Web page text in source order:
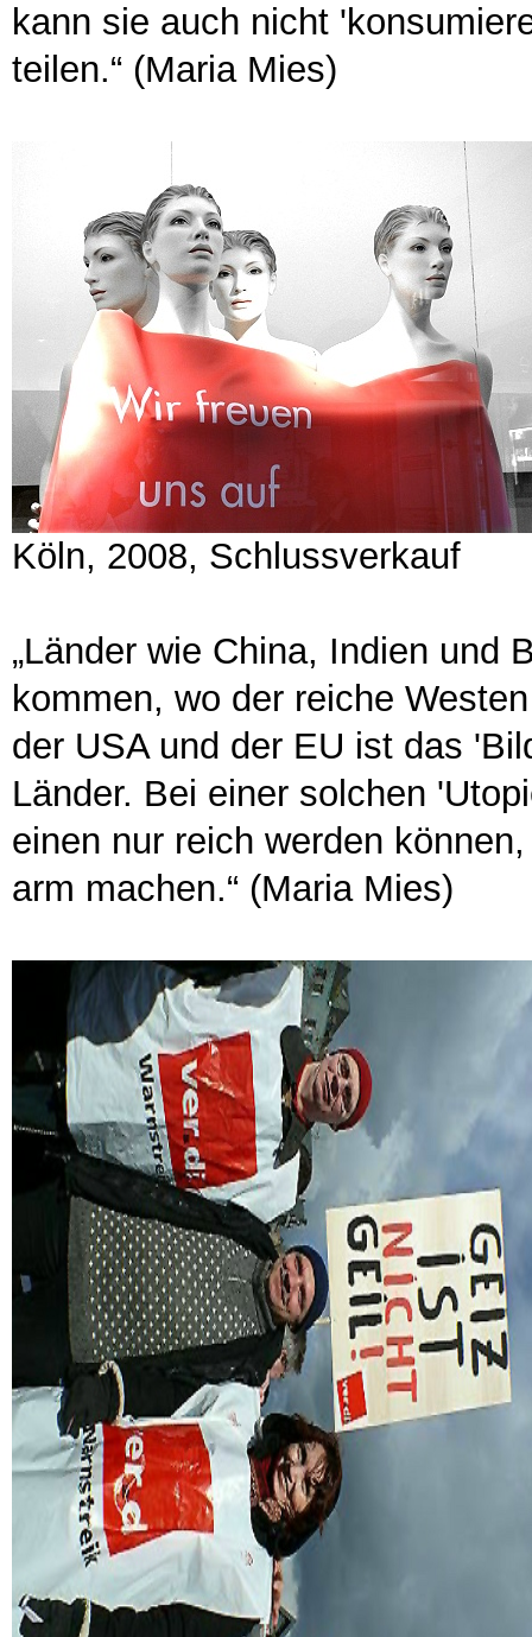
kann sie auch nicht
teilen.“ (Maria Mies)
Köln, 2008, Schlussverkauf
„Länder wie China, Indien und
kommen, wo der reiche
der USA und der EU ist das
Länder. Bei einer solchen
einen nur reich werden
arm machen.“ (Maria Mies)